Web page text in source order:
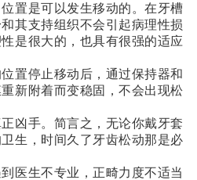
置是可以发生移动的。在牙槽
其支持组织不会引起病理性损
是很大的，也具有很强的适应
置停止移动后，通过保持器和
新附着而变稳固，不会出现松
凶手。简言之，无论你戴牙套
生，时间久了牙齿松动那是必
医生不专业，正畸力度不适当